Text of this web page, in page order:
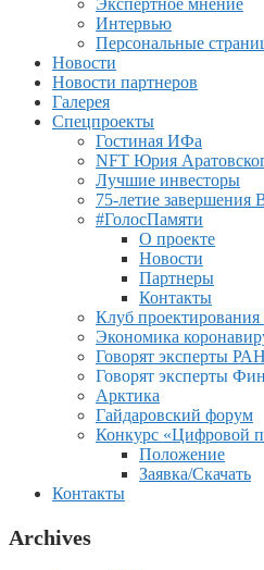
Экспертное мнение
Интервью
Персональные
Новости
Новости партнеров
Галерея
Спецпроекты
Гостиная ИФа
NFT Юрия
Лучшие инвесторы
75-летие
#ГолосПамяти
О проекте
Новости
Партнеры
Контакты
Клуб проектирования
Экономика
Говорят эксперты
Говорят эксперты
Арктика
Гайдаровский форум
Конкурс «Цифровой
Положение
Заявка/Скачать
Контакты
Archives